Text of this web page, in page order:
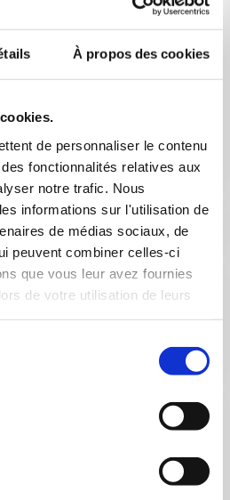
À propos des cookies
de personnaliser le contenu
fonctionnalités relatives aux
notre trafic. Nous
informations sur l'utilisation de
de médias sociaux, de
peuvent combiner celles-ci
que vous leur avez fournies
de votre utilisation de leurs